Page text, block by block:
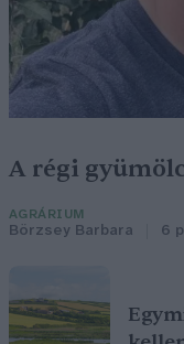
A régi
AGRÁRIUM
Börzsey Barbara 6